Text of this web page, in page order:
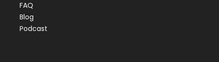
FAQ
Blog
Podcast